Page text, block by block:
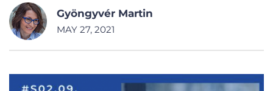
Gyöngyvér Martin
MAY 27, 2021